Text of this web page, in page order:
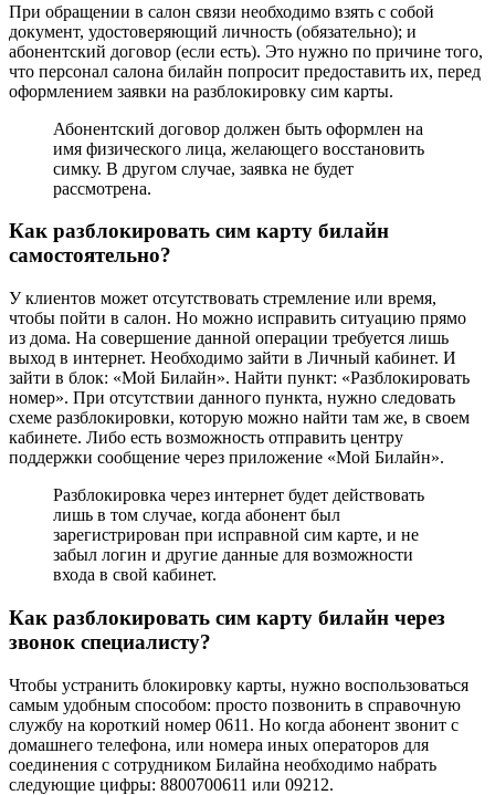
При обращении в салон связи необходимо взять с собой
документ, удостоверяющий личность (обязательно); и
абонентский договор (если есть). Это нужно по причине того,
что персонал салона билайн попросит предоставить их, перед
оформлением заявки на разблокировку сим карты.
Абонентский договор должен быть оформлен на
имя физического лица, желающего восстановить
симку. В другом случае, заявка не будет
рассмотрена.
Как разблокировать сим карту билайн
самостоятельно?
У клиентов может отсутствовать стремление или время,
чтобы пойти в салон. Но можно исправить ситуацию прямо
из дома. На совершение данной операции требуется лишь
выход в интернет. Необходимо зайти в Личный кабинет. И
зайти в блок: «Мой Билайн». Найти пункт: «Разблокировать
номер». При отсутствии данного пункта, нужно следовать
схеме разблокировки, которую можно найти там же, в своем
кабинете. Либо есть возможность отправить центру
поддержки сообщение через приложение «Мой Билайн».
Разблокировка через интернет будет действовать
лишь в том случае, когда абонент был
зарегистрирован при исправной сим карте, и не
забыл логин и другие данные для возможности
входа в свой кабинет.
Как разблокировать сим карту билайн через
звонок специалисту?
Чтобы устранить блокировку карты, нужно воспользоваться
самым удобным способом: просто позвонить в справочную
службу на короткий номер 0611 . Но когда абонент звонит с
домашнего телефона, или номера иных операторов для
соединения с сотрудником Билайна необходимо набрать
следующие цифры: 8800700611 или 09212.